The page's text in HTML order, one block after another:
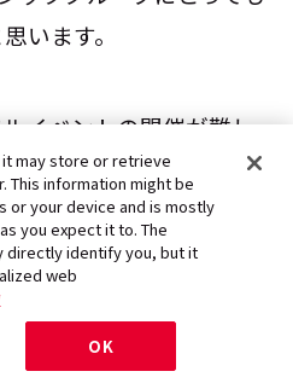
います。
イベントの開催が難し
ラインでイベントを実施
今後はリアルとオンラ
が主流になると予測さ
おいてはライブも含め
ルグッズの販売にも挑
ズの方法も模索してい
may store or retrieve
This information might be
or your device and is mostly
you expect it to. The
directly identify you, but it
web
OK